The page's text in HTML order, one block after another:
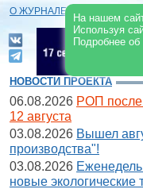
На нашем
Используя
Подробнее
О ЖУРНАЛЕ |
НОВОСТИ ПРОЕКТА
06.08.2026 РОП после
12 августа
03.08.2026 Вышел
производства"!
03.08.2026
новые экологические